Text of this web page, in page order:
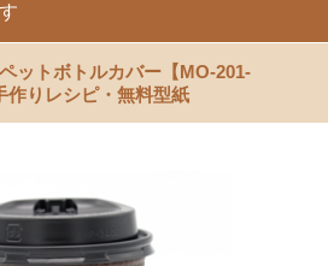
ットボトルカバー【MO-201-
りレシピ・無料型紙